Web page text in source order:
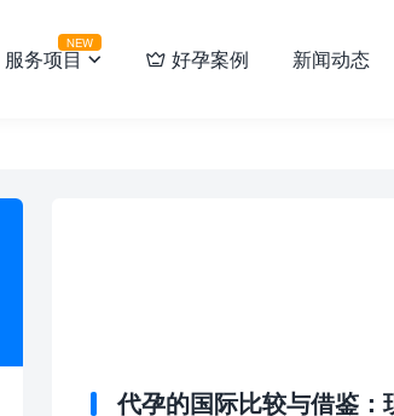
服务项目
NEW
  好孕案例 新闻动态
代孕的国际比较与借鉴：